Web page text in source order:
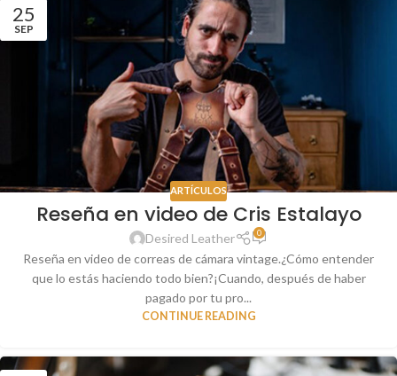
25
SEP
ARTÍCULOS
Reseña en video de Cris Estalayo
Desired Leather 0
Reseña en video de correas de cámara vintage.¿Cómo entender
que lo estás haciendo todo bien?¡Cuando, después de haber
pagado por tu pro...
CONTINUE READING